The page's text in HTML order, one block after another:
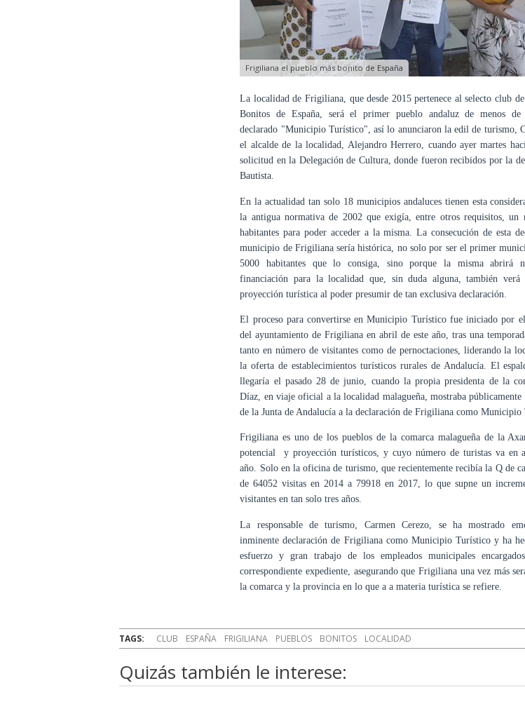
Frigiliana el pueblo más bonito de España
La localidad de Frigiliana, que desde 2015 pertenece al selecto club
Bonitos de España, será el primer pueblo andaluz de menos de
declarado "Municipio Turístico", así lo anunciaron la edil de turismo,
el alcalde de la localidad, Alejandro Herrero, cuando ayer martes
solicitud en la Delegación de Cultura, donde fueron recibidos por la
Bautista.
En la actualidad tan solo 18 municipios andaluces tienen esta
la antigua normativa de 2002 que exigía, entre otros requisitos, un
habitantes para poder acceder a la misma. La consecución de esta
municipio de Frigiliana sería histórica, no solo por ser el primer
5000 habitantes que lo consiga, sino porque la misma abrirá
financiación para la localidad que, sin duda alguna, también verá
proyección turística al poder presumir de tan exclusiva declaración.
El proceso para convertirse en Municipio Turístico fue iniciado por
del ayuntamiento de Frigiliana en abril de este año, tras una
tanto en número de visitantes como de pernoctaciones, liderando la
la oferta de establecimientos turísticos rurales de Andalucía. El
llegaría el pasado 28 de junio, cuando la propia presidenta de la
Díaz, en viaje oficial a la localidad malagueña, mostraba públicamente
de la Junta de Andalucía a la declaración de Frigiliana como Municipio
Frigiliana es uno de los pueblos de la comarca malagueña de la
potencial y proyección turísticos, y cuyo número de turistas va en
año. Solo en la oficina de turismo, que recientemente recibía la Q de
de 64052 visitas en 2014 a 79918 en 2017, lo que supne un
visitantes en tan solo tres años.
La responsable de turismo, Carmen Cerezo, se ha mostrado
inminente declaración de Frigiliana como Municipio Turístico y ha
esfuerzo y gran trabajo de los empleados municipales
correspondiente expediente, asegurando que Frigiliana una vez más
la comarca y la provincia en lo que a a materia turística se refiere.
TAGS: CLUB ESPAÑA FRIGILIANA PUEBLOS BONITOS LOCALIDAD
Quizás también le interese: